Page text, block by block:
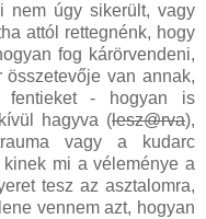
nem úgy sikerült, vagy
attól rettegnénk, hogy
fog kárörvendeni,
van annak,
- hogyan is
hagyva (lesz@rva),
vagy a kudarc
mi a véleménye a
tesz az asztalomra,
vennem azt, hogyan